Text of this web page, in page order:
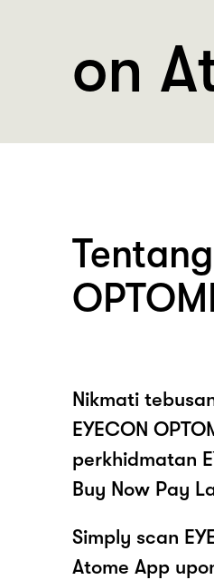
on
Nikmati
EYECON
perkhidmatan
Buy Now Pay
Simply scan
Atome App